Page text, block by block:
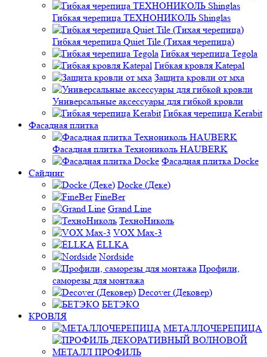
Гибкая черепица ТЕХНОНИКОЛЬ Shinglas
Гибкая черепица Quiet Tile (Тихая черепица)
Гибкая черепица Tegola
Гибкая кровля Katepal
Защита кровли от мха
Универсальные аксессуары для гибкой кровли
Гибкая черепица Kerabit
Фасадная плитка
Фасадная плитка Технониколь HAUBERK
Фасадная плитка Docke
Сайдинг
Docke (Деке)
FineBer
Grand Line
ТехноНиколь
VOX Max-3
ЁLLKA
Nordside
Профили,
саморезы для монтажа
Decover (Дековер)
БЕТЭКО
КРОВЛЯ
МЕТАЛЛОЧЕРЕПИЦА